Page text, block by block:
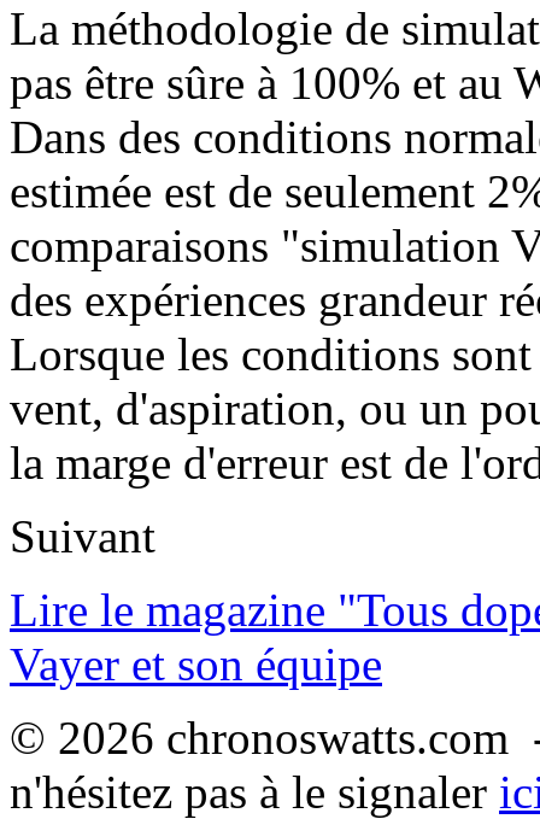
La méthodologie de
pas être sûre à 100% et au
Dans des conditions
estimée est de seulement
comparaisons "simulation
des expériences grandeur
Lorsque les conditions
vent, d'aspiration, ou un
la marge d'erreur est de
Suivant
Lire le magazine "Tous
Vayer et son équipe
© 2026
n'hésitez pas à le signaler